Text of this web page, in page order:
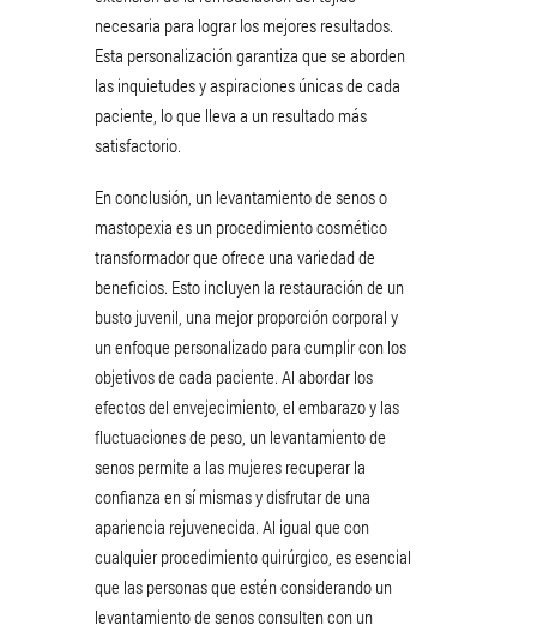
necesaria para lograr los mejores resultados.
Esta personalización garantiza que se aborden
las inquietudes y aspiraciones únicas de cada
paciente, lo que lleva a un resultado más
satisfactorio.
En conclusión, un levantamiento de senos o
mastopexia es un procedimiento cosmético
transformador que ofrece una variedad de
beneficios. Esto incluyen la restauración de un
busto juvenil, una mejor proporción corporal y
un enfoque personalizado para cumplir con los
objetivos de cada paciente. Al abordar los
efectos del envejecimiento, el embarazo y las
fluctuaciones de peso, un levantamiento de
senos permite a las mujeres recuperar la
confianza en sí mismas y disfrutar de una
apariencia rejuvenecida. Al igual que con
cualquier procedimiento quirúrgico, es esencial
que las personas que estén considerando un
levantamiento de senos consulten con un